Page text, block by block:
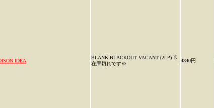
IDEA
BLANK BLACKOUT VACANT (2LP) ※
在庫切れです※
4840円